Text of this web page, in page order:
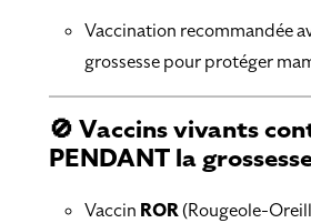
Vaccination recommandée
grossesse pour protéger
🚫 Vaccins vivants
PENDANT la
Vaccin ROR(Rougeole-